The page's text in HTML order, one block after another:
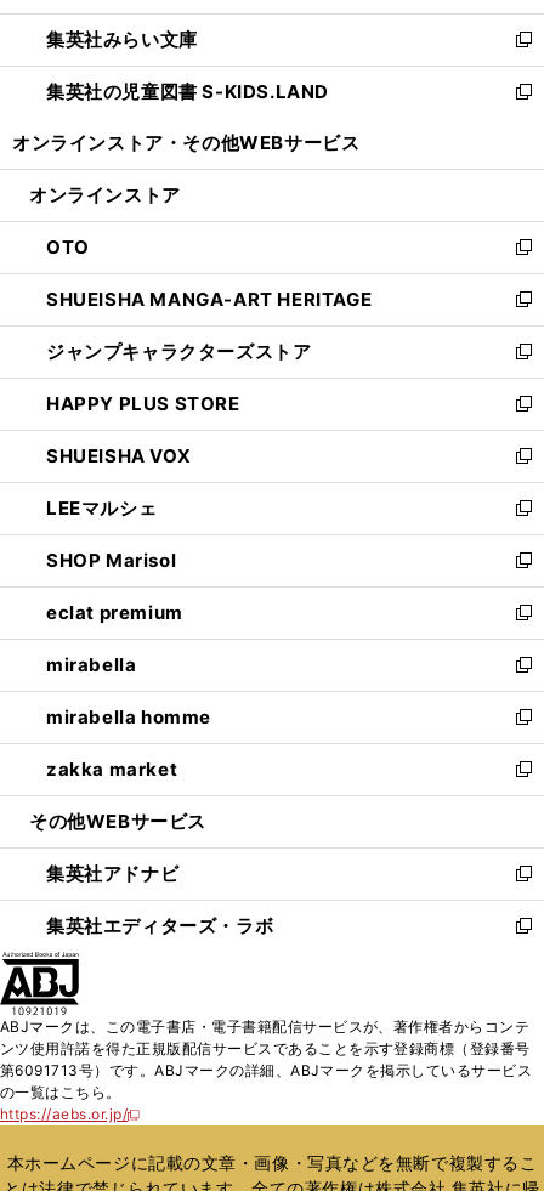
開
く
ウ
で
開
く
ン
ド
ウ
で
ウ
ィ
ン
ド
開
集英社みらい文庫
新
し
い
ン
ウ
で
開
く
集英社の児童図書 S-KIDS.LAND
新
ウ
ン
ド
ウ
で
開
く
オンラインストア・ その他WEBサービス
オンラインストア
OTO
新
し
い
ウ
ィ
ン
ド
ウ
で
開
く
SHUEISHA MANGA-ART HERITAGE
新
し
い
ウ
ィ
ン
ド
ウ
で
開
く
ジャンプキャラクターズストア
新
し
い
ウ
ィ
ン
ド
ウ
で
開
く
HAPPY PLUS STORE
新
し
い
ウ
ィ
ン
ド
ウ
で
開
く
SHUEISHA VOX
新
し
い
ウ
ィ
ン
ド
ウ
で
開
く
LEEマルシェ
新
し
い
ウ
ィ
ン
ド
ウ
で
開
く
SHOP Marisol
新
し
い
ウ
ィ
ン
ド
ウ
で
開
eclat premium
新
し
い
ウ
ィ
ン
ド
ウ
開
く
mirabella
新
し
い
ウ
ィ
ン
ウ
で
開
く
mirabella homme
新
し
い
ウ
ン
ド
ウ
で
zakka market
新
し
ウ
ィ
ン
ド
く
その他WEBサービス
集英社アドナビ
新
し
い
ド
ウ
で
集英社エディターズ・ラボ
新
ィ
ン
ド
開
く
ABJマークは、この電子書店・電子書籍配信サービスが、著作権者からコンテ
ンツ使用許諾を得た正規版配信サービスであることを示す登録商標（登録番号
第6091713号）です。ABJマークの詳細、ABJマークを掲示しているサービス
の一覧はこちら。
https://aebs.or.jp/
新
い
ウ
本ホームページに記載の文章・画像・写真などを無断で複製するこ